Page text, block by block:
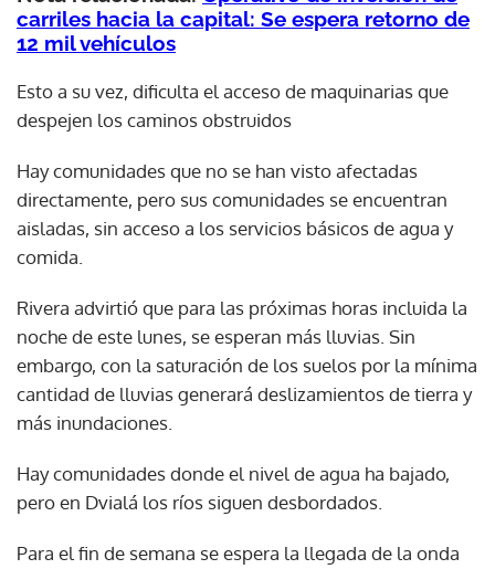
carriles hacia la capital: Se espera retorno de
12 mil vehículos
Esto a su vez, dificulta el acceso de maquinarias que
despejen los caminos obstruidos
Hay comunidades que no se han visto afectadas
directamente, pero sus comunidades se encuentran
aisladas, sin acceso a los servicios básicos de agua y
comida.
Rivera advirtió que para las próximas horas incluida la
noche de este lunes, se esperan más lluvias. Sin
embargo, con la saturación de los suelos por la mínima
cantidad de lluvias generará deslizamientos de tierra y
más inundaciones.
Hay comunidades donde el nivel de agua ha bajado,
pero en Dvialá los ríos siguen desbordados.
Para el fin de semana se espera la llegada de la onda